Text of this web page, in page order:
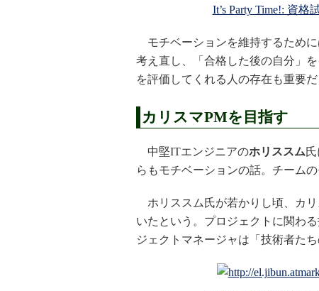
It’s Party Time!: 資
モチベーションを維持するため
考え直し、「合格した後の自分」
を評価してくれる人の存在も重要だ
カリスマPMを目指す
中堅ITエンジニアのホリススム
らもモチベーションの話。チーム
ホリススム氏が若かりし頃、カ
いたという。プロジェクトに関わ
ジェクトマネージャは「技術者た